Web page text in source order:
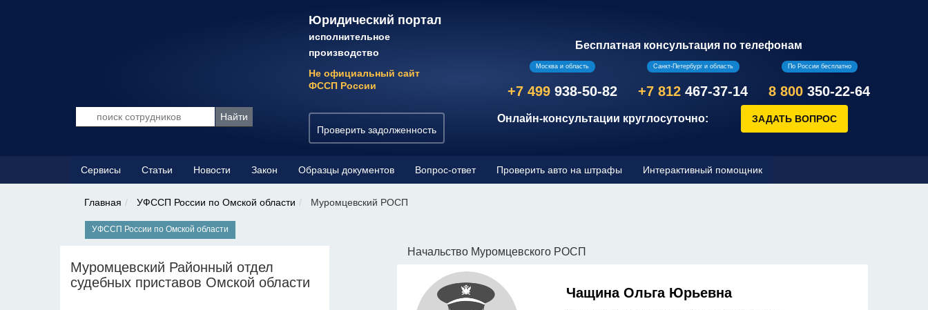
Юридический портал
исполнительное
производство
Не официальный сайт
ФССП России
Проверить задолженность
Бесплатная консультация по телефонам
Москва и область
+7 499 938-50-82
Санкт-Петербург и область
+7 812 467-37-14
По России бесплатно
8 800 350-22-64
Онлайн-консультации круглосуточно:
Сервисы Статьи Новости Закон Образцы документов Вопрос-ответ Проверить авто на штрафы Интерактивный помощник
Главная УФССП России по Омской области Муромцевский РОСП
УФССП России по Омской области
Муромцевский Районный отдел
судебных приставов Омской области
Начальство Муромцевского РОСП
Чащина Ольга Юрьевна